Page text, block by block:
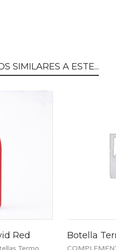
SIMILARES A ESTE...
Red Botella